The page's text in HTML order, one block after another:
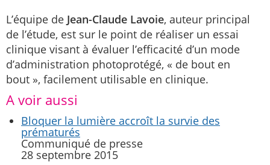
L’équipe de Jean-Claude Lavoie, auteur principal
de l’étude, est sur le point de réaliser un essai
clinique visant à évaluer l’efficacité d’un mode
d’administration photoprotégé, « de bout en
bout », facilement utilisable en clinique.
A voir aussi
Bloquer la lumière accroît la survie des
prématurés
Communiqué de presse
28 septembre 2015